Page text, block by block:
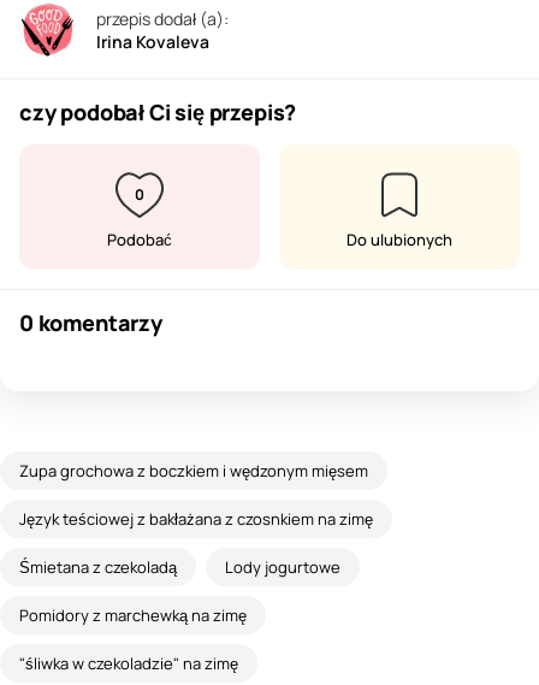
przepis dodał (a):
Irina Kovaleva
czy podobał Ci się przepis?
0
Podobać Do ulubionych
0 komentarzy
Zupa grochowa z boczkiem i wędzonym mięsem
Język teściowej z bakłażana z czosnkiem na zimę
Śmietana z czekoladą Lody jogurtowe
Pomidory z marchewką na zimę
"śliwka w czekoladzie" na zimę